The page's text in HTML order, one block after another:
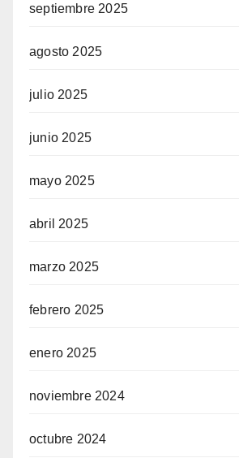
septiembre 2025
agosto 2025
julio 2025
junio 2025
mayo 2025
abril 2025
marzo 2025
febrero 2025
enero 2025
noviembre 2024
octubre 2024